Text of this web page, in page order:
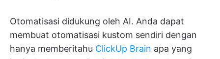
Otomatisasi didukung oleh AI. Anda dapat
membuat otomatisasi kustom sendiri dengan
hanya memberitahu ClickUp Brain apa yang